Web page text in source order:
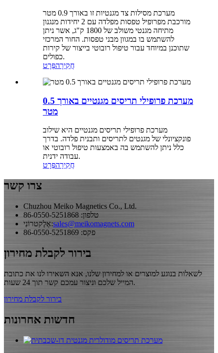
מערכת מסילות צד מגנטיות זו באורך 0.9 מטר
מורכבת מפרופיל טפסות מפלדה עם 2 יחידות מנגנון
מתיחה מגנטי משולב של 1800 ק"ג, אשר ניתן
להשתמש בו במגוון מבני טפסות. החור המרכזי
שתוכנן במיוחד עבור טיפול רובוטי בייצור של קירות
כפולים.
חֲקִירָהפְּרָט
מערכת פרופילי תריסים מגנטיים באורך 0.5
מטר
מערכת פרופילי תריסים מגנטיים היא שילוב
פונקציונלי של מגנטים לתריסים ותבנית פלדה. בדרך
כלל ניתן להשתמש בה באמצעות טיפול רובוטי או
עבודה ידנית.
חֲקִירָהפְּרָט
צרו קשר
Chuzhou Meiko Magnetics Co., Ltd.
טלפון: 86-0550-5251868
אֶלֶקטרוֹנִי:sales@meikomagnets.com
פקס: 86-0550-5251869
בירור לקבלת מחירון
לשאלות בנוגע למוצרים או למחירון שלנו, אנא השאירו לנו את כתובת
המייל שלכם וניצור עמכם קשר תוך 24 שעות.
בירור לקבלת מחירון
חדשות אחרונות